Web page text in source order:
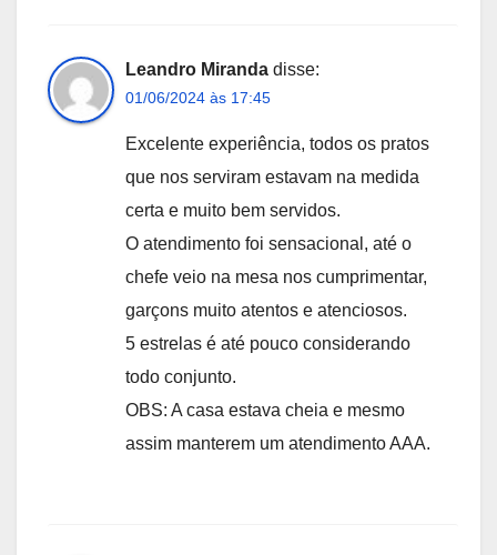
Leandro Miranda disse:
01/06/2024 às 17:45
Excelente experiência, todos os pratos
que nos serviram estavam na medida
certa e muito bem servidos.
O atendimento foi sensacional, até o
chefe veio na mesa nos cumprimentar,
garçons muito atentos e atenciosos.
5 estrelas é até pouco considerando
todo conjunto.
OBS: A casa estava cheia e mesmo
assim manterem um atendimento AAA.